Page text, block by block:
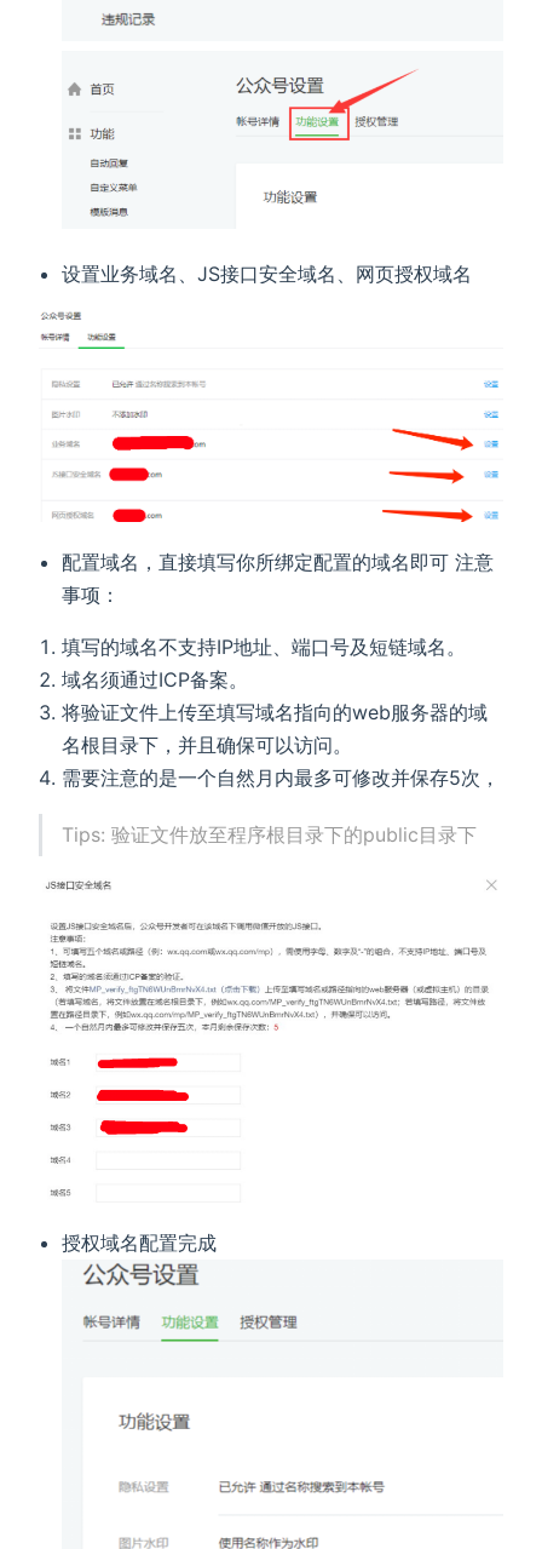
设置业务域名、JS接口安全域名、网页授权域名
配置域名，直接填写你所绑定配置的域名即可 注意
事项：
填写的域名不支持IP地址、端口号及短链域名。
域名须通过ICP备案。
将验证文件上传至填写域名指向的web服务器的域
名根目录下，并且确保可以访问。
需要注意的是一个自然月内最多可修改并保存5次，
Tips: 验证文件放至程序根目录下的public目录下
授权域名配置完成